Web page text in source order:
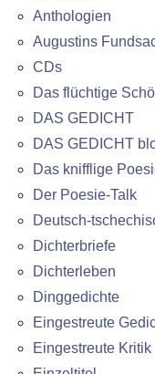
Anthologien
Augustins
CDs
Das flüchtige
DAS GEDICHT
DAS GEDICHT
Das knifflige
Der Poesie-Talk
Deutsch-
Dichterbriefe
Dichterleben
Dinggedichte
Eingestreute
Eingestreute Kritik